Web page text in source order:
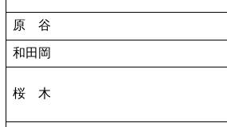
原 谷
和田岡
桜 木